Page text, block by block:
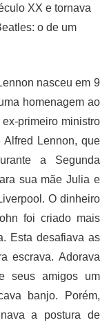
XX e tornava
o de um
nasceu em 9
homenagem ao
primeiro ministro
Lennon, que
a Segunda
sua mãe Julia e
O dinheiro
foi criado mais
Esta desafiava as
escrava. Adorava
seus amigos um
banjo. Porém,
a postura de